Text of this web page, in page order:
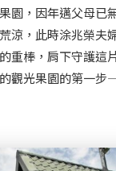
園，因年邁父母已
涼，此時涂兆榮夫
重棒，肩下守護這
觀光果園的第一步—